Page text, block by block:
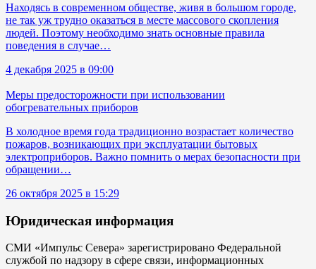
Находясь в современном обществе, живя в большом городе,
не так уж трудно оказаться в месте массового скопления
людей. Поэтому необходимо знать основные правила
поведения в случае…
4 декабря 2025 в 09:00
Меры предосторожности при использовании
обогревательных приборов
В холодное время года традиционно возрастает количество
пожаров, возникающих при эксплуатации бытовых
электроприборов. Важно помнить о мерах безопасности при
обращении…
26 октября 2025 в 15:29
Юридическая информация
СМИ «Импульс Севера» зарегистрировано Федеральной
службой по надзору в сфере связи, информационных